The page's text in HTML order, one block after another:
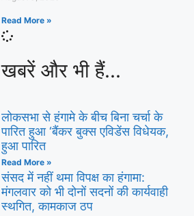
Read More »
खबरें और भी हैं...
लोकसभा से हंगामे के बीच बिना चर्चा के
पारित हुआ ‘बैंकर बुक्स एविडेंस विधेयक,
हुआ पारित
Read More »
संसद में नहीं थमा विपक्ष का हंगामा:
मंगलवार को भी दोनों सदनों की कार्यवाही
स्थगित, कामकाज ठप